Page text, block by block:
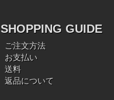
SHOPPING GUIDE
ご注文方法
お支払い
送料
返品について